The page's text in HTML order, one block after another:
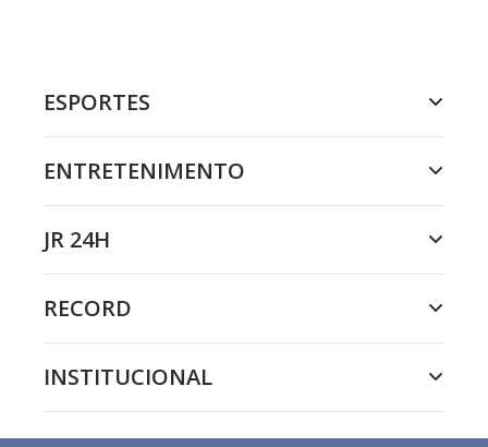
ESPORTES
ENTRETENIMENTO
JR 24H
RECORD
INSTITUCIONAL